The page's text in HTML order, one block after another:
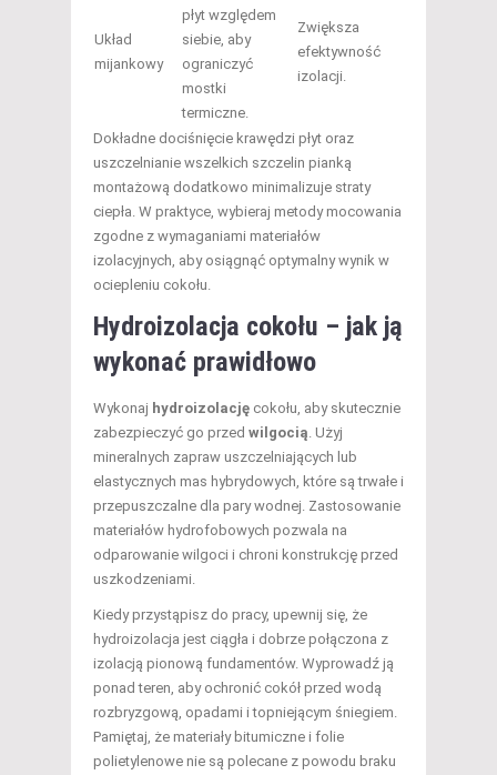
Układ
mijankowy
płyt względem
siebie, aby
ograniczyć
mostki
termiczne.
Zwiększa
efektywność
izolacji.
Dokładne dociśnięcie krawędzi płyt oraz
uszczelnianie wszelkich szczelin pianką
montażową dodatkowo minimalizuje straty
ciepła. W praktyce, wybieraj metody mocowania
zgodne z wymaganiami materiałów
izolacyjnych, aby osiągnąć optymalny wynik w
ociepleniu cokołu.
Hydroizolacja cokołu – jak ją
wykonać prawidłowo
Wykonaj hydroizolację cokołu, aby skutecznie
zabezpieczyć go przed wilgocią . Użyj
mineralnych zapraw uszczelniających lub
elastycznych mas hybrydowych, które są trwałe i
przepuszczalne dla pary wodnej. Zastosowanie
materiałów hydrofobowych pozwala na
odparowanie wilgoci i chroni konstrukcję przed
uszkodzeniami.
Kiedy przystąpisz do pracy, upewnij się, że
hydroizolacja jest ciągła i dobrze połączona z
izolacją pionową fundamentów. Wyprowadź ją
ponad teren, aby ochronić cokół przed wodą
rozbryzgową, opadami i topniejącym śniegiem.
Pamiętaj, że materiały bitumiczne i folie
polietylenowe nie są polecane z powodu braku